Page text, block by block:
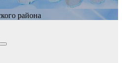
района